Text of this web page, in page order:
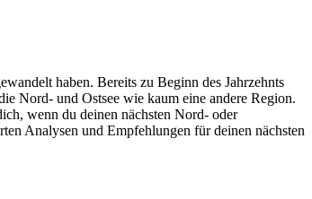
haben. Bereits zu Beginn des Jahrzehnts
Nord- und Ostsee wie kaum eine andere Region.
wenn du deinen nächsten Nord- oder
Analysen und Empfehlungen für deinen nächsten